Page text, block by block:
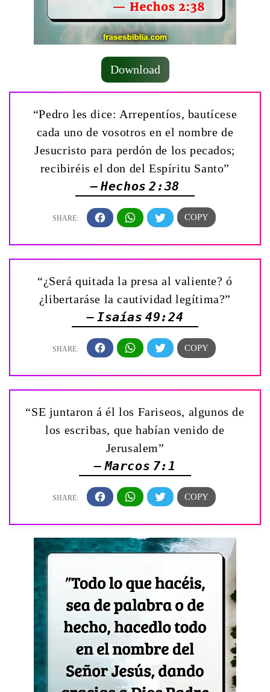
Download
“Pedro les dice: Arrepentíos, bautícese
cada uno de vosotros en el nombre de
Jesucristo para perdón de los pecados;
recibiréis el don del Espíritu Santo”
— Hechos 2:38
“¿Será quitada la presa al valiente? ó
¿libertaráse la cautividad legítima?”
— Isaías 49:24
“SE juntaron á él los Fariseos, algunos de
los escribas, que habían venido de
Jerusalem”
— Marcos 7:1